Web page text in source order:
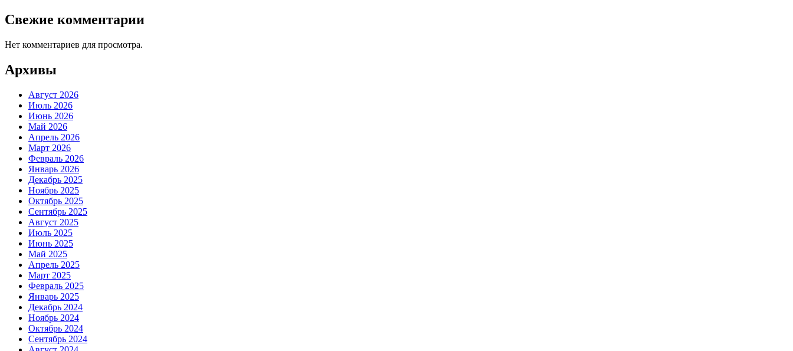
Свежие комментарии
Нет комментариев для просмотра.
Архивы
Август 2026
Июль 2026
Июнь 2026
Май 2026
Апрель 2026
Март 2026
Февраль 2026
Январь 2026
Декабрь 2025
Ноябрь 2025
Октябрь 2025
Сентябрь 2025
Август 2025
Июль 2025
Июнь 2025
Май 2025
Апрель 2025
Март 2025
Февраль 2025
Январь 2025
Декабрь 2024
Ноябрь 2024
Октябрь 2024
Сентябрь 2024